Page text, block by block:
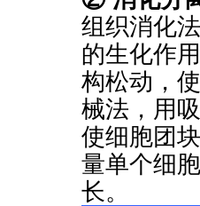
组织消化
的生化作
构松动，
械法，用
使细胞团
量单个细
长。